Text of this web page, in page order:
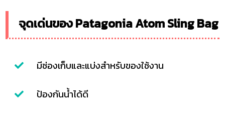
จุดเด่นของ Patagonia Atom Sling Bag
มีช่องเก็บและแบ่งสำหรับของใช้งาน
ป้องกันน้ำได้ดี